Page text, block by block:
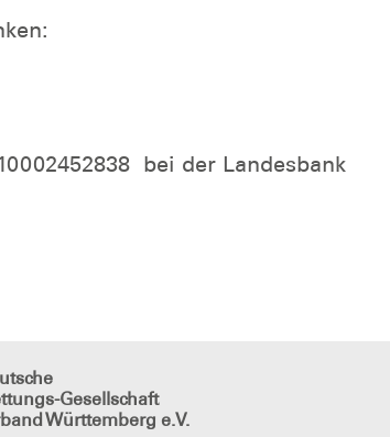
bei der Landesbank
Gesellschaft
Württemberg e.V.